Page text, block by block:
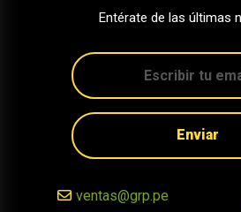
Entérate de las últimas
Enviar
ventas@grp.pe